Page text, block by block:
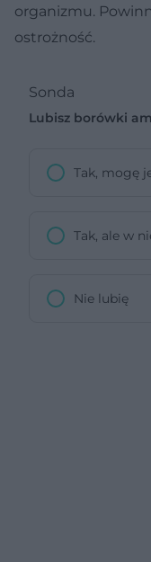
organizmu.
ostrożność.
Sonda
Lubisz borówki
Tak, mogę
Tak, ale w
Nie lubię